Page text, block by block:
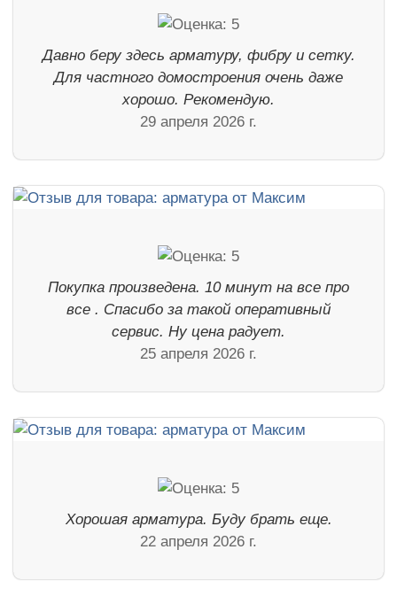
Давно беру здесь арматуру, фибру и сетку.
Для частного домостроения очень даже
хорошо. Рекомендую.
29 апреля 2026 г.
Покупка произведена. 10 минут на все про
все . Спасибо за такой оперативный
сервис. Ну цена радует.
25 апреля 2026 г.
Хорошая арматура. Буду брать еще.
22 апреля 2026 г.